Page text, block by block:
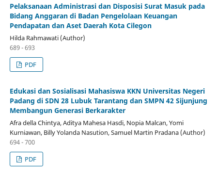
Pelaksanaan Administrasi dan Disposisi Surat Masuk pada
Bidang Anggaran di Badan Pengelolaan Keuangan
Pendapatan dan Aset Daerah Kota Cilegon
Hilda Rahmawati (Author)
689 - 693
PDF
Edukasi dan Sosialisasi Mahasiswa KKN Universitas Negeri
Padang di SDN 28 Lubuk Tarantang dan SMPN 42 Sijunjung
Membangun Generasi Berkarakter
Afra della Chintya, Aditya Mahesa Hasdi, Nopia Malcan, Yomi
Kurniawan, Billy Yolanda Nasution, Samuel Martin Pradana (Author)
694 - 700
PDF